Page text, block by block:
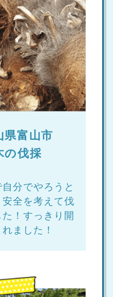
県富山市
の伐採
分でやろうと
全を考えて伐
！すっきり開
ました！